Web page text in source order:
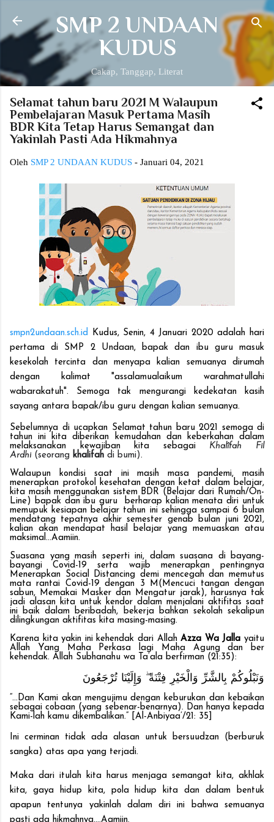
Langsung ke konten utama
SMP 2 UNDAAN
KUDUS
Cakap, Tanggap, Literat
Selamat tahun baru 2021 M Walaupun
Pembelajaran Masuk Pertama Masih
BDR Kita Tetap Harus Semangat dan
Yakinlah Pasti Ada Hikmahnya
Oleh SMP 2 UNDAAN KUDUS - Januari 04, 2021
smpn2undaan.sch.id
Kudus, Senin, 4 Januari 2020 adalah hari
pertama di SMP 2 Undaan, bapak dan ibu guru masuk
kesekolah tercinta dan menyapa kalian semuanya dirumah
dengan kalimat "assalamualaikum warahmatullahi
wabarakatuh". Semoga tak mengurangi kedekatan kasih
sayang antara bapak/ibu guru dengan kalian semuanya.
Sebelumnya di ucapkan Selamat tahun baru 2021 semoga di
tahun ini kita diberikan kemudahan dan keberkahan dalam
melaksanakan kewajiban kita sebagai Khalîfah Fil
Ardhi (seorang khalifah di bumi).
Walaupun kondisi saat ini masih masa pandemi, masih
menerapkan protokol kesehatan dengan ketat dalam belajar,
kita masih menggunakan sistem BDR (Belajar dari Rumah/On-
Line) bapak dan ibu guru berharap kalian menata diri untuk
memupuk kesiapan belajar tahun ini sehingga sampai 6 bulan
mendatang tepatnya akhir semester genab bulan juni 2021,
kalian akan mendapat hasil belajar yang memuaskan atau
maksimal…Aamiin.
Suasana yang masih seperti ini, dalam suasana di bayang-
bayangi Covid-19 serta wajib menerapkan pentingnya
Menerapkan Social Distancing demi mencegah dan memutus
mata rantai Covid-19 dengan 3 M(Mencuci tangan dengan
sabun, Memakai Masker dan Mengatur jarak), harusnya tak
jadi alasan kita untuk kendor dalam menjalani aktifitas saat
ini baik dalam beribadah, bekerja bahkan sekolah sekalipun
dilingkungan aktifitas kita masing-masing.
Karena kita yakin ini kehendak dari AllahAzza Wa Jallayaitu
Allah Yang Maha Perkasa lagi Maha Agungdan ber
kehendak. Allah Subhanahu wa Ta’ala berfirman (21:35):
وَنَبْلُوكُمْ بِالشَّرِّ وَالْخَيْرِ فِتْنَةً ۖ وَإِلَيْنَا تُرْجَعُونَ
“…Dan Kami akan mengujimu dengan keburukan dan kebaikan
sebagai cobaan (yang sebenar-benarnya). Dan hanya kepada
Kami-lah kamu dikembalikan.” [Al-Anbiyaa’/21: 35]
Ini cerminan tidak ada alasan untuk bersuudzan (berburuk
sangka) atas apa yang terjadi.
Maka dari itulah kita harus menjaga semangat kita, akhlak
kita, gaya hidup kita, pola hidup kita dan dalam bentuk
apapun tentunya yakinlah dalam diri ini bahwa semuanya
pasti ada hikmahnya....Aamiin.